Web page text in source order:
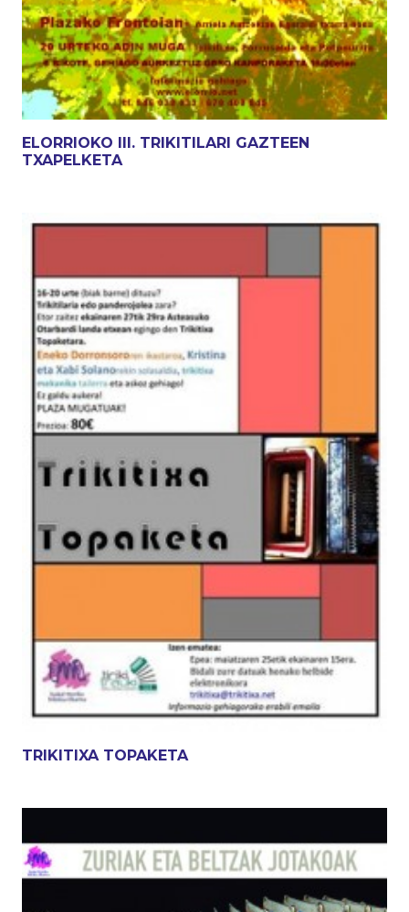
ELORRIOKO III. TRIKITILARI GAZTEEN
TXAPELKETA
TRIKITIXA TOPAKETA